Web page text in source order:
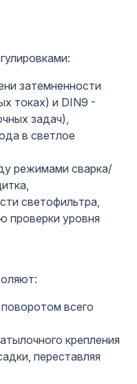
затемненности
токах) и DIN9 -
задач),
в светлое
режимами сварка/
светофильтра,
проверки уровня
всего
крепления
переставляя